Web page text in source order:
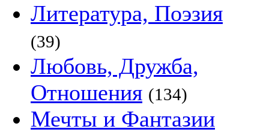
Литература, Поэзия
(39)
Любовь, Дружба,
Отношения (134)
Мечты и Фантазии